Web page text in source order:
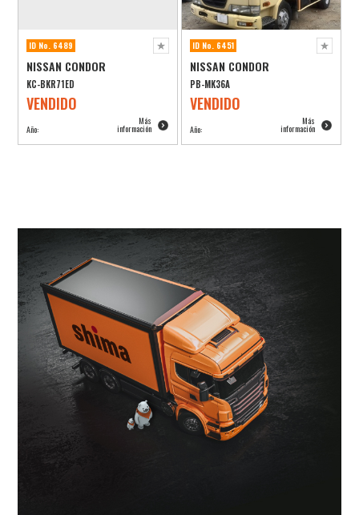
ID No. 6489
NISSAN CONDOR
KC-BKR71ED
VENDIDO
Año:
Más
información
ID No. 6451
NISSAN CONDOR
PB-MK36A
VENDIDO
Año:
Más
información